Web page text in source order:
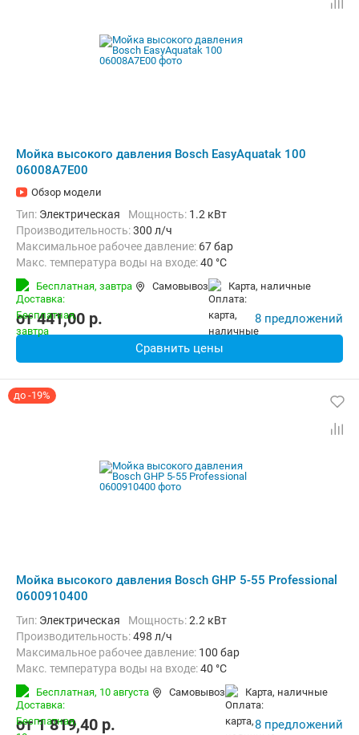
Мойка высокого давления Bosch EasyAquatak 100
06008A7E00
Обзор модели
Тип: Электрическая Мощность: 1.2 кВт
Производительность:300 л/ч
Максимальное рабочее давление: 67 бар
Макс. температура воды на входе:40 °C
Длина шланга высокого давления :
3 м
Бесплатная, завтра Самовывоз карта, наличные
от441,00 p. 8 предложений
Сравнить цены
до -19%
Мойка высокого давления Bosch GHP 5-55 Professional
0600910400
Тип: Электрическая Мощность:2.2 кВт
Производительность:498 л/ч
Максимальное рабочее давление: 100 бар
Макс. температура воды на входе:40 °C
Длина шланга высокого давления :
Бесплатная, 10 августа Самовывоз карта, наличные
от1 819,40 p. 8 предложений